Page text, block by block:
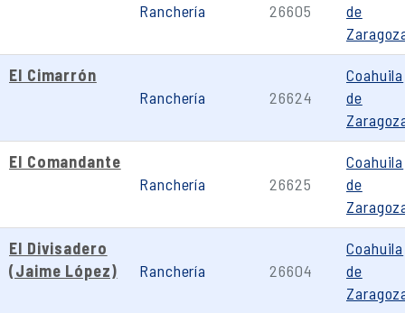
Ranchería
26605
de
El Cimarrón
Ranchería
26624
Coahuila
de
El Comandante
Ranchería
26625
Coahuila
de
El Divisadero
(Jaime López)
Ranchería 26604
Coahuila
de